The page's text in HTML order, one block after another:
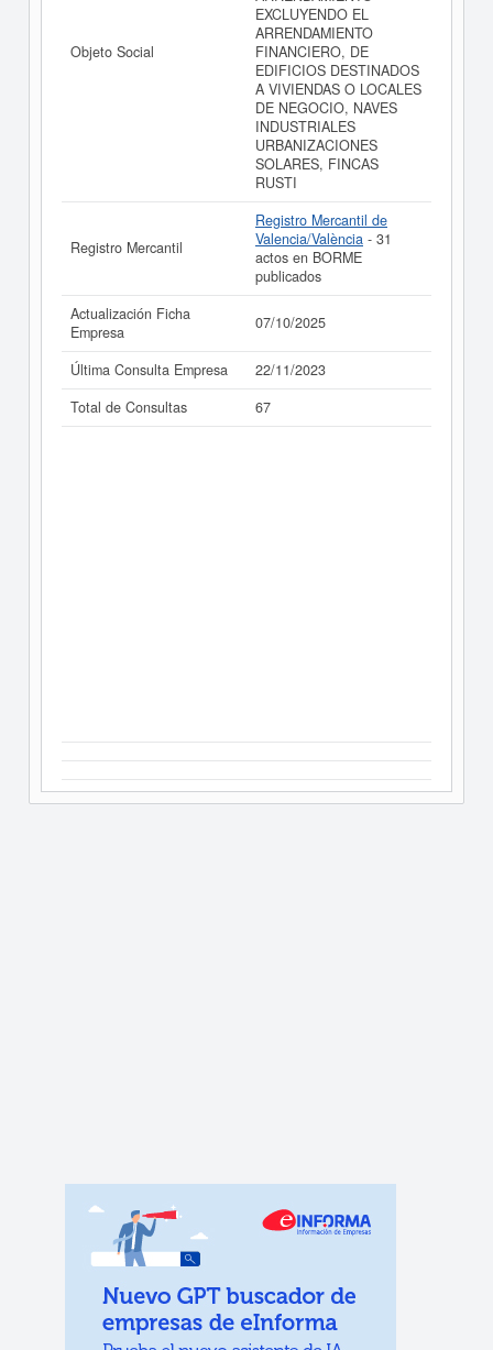
Objeto Social
EXCLUYENDO EL
ARRENDAMIENTO
FINANCIERO, DE
EDIFICIOS DESTINADOS
A VIVIENDAS O LOCALES
DE NEGOCIO, NAVES
INDUSTRIALES
URBANIZACIONES
SOLARES, FINCAS
RUSTI
Registro Mercantil
Registro Mercantil de
Valencia/València - 31
actos en BORME
publicados
Actualización Ficha
Empresa
07/10/2025
Última Consulta Empresa
22/11/2023
Total de Consultas
67